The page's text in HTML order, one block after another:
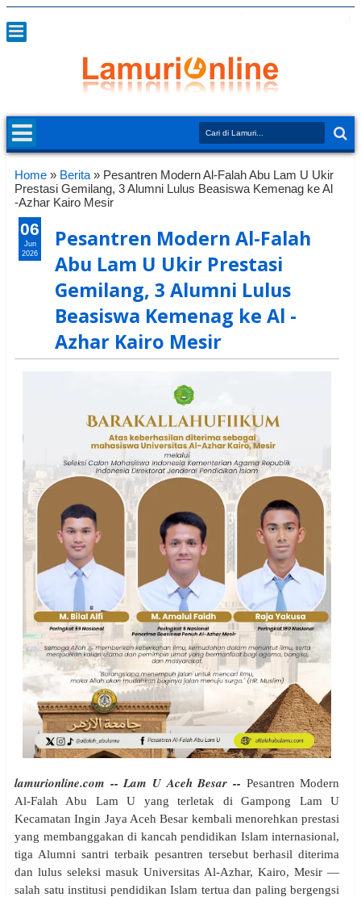
Home » Berita » Pesantren Modern Al-Falah Abu Lam U Ukir
Prestasi Gemilang, 3 Alumni Lulus Beasiswa Kemenag ke Al
-Azhar Kairo Mesir
Pesantren Modern Al-Falah
Abu Lam U Ukir Prestasi
Gemilang, 3 Alumni Lulus
Beasiswa Kemenag ke Al -
Azhar Kairo Mesir
lamurionline.com -- Lam U Aceh Besar -- Pesantren Modern
Al-Falah Abu Lam U yang terletak di Gampong Lam U
Kecamatan Ingin Jaya Aceh Besar kembali menorehkan prestasi
yang membanggakan di kancah pendidikan Islam internasional,
tiga Alumni santri terbaik pesantren tersebut berhasil diterima
dan lulus seleksi masuk Universitas Al-Azhar, Kairo, Mesir —
salah satu institusi pendidikan Islam tertua dan paling bergengsi
06
Jun
2026